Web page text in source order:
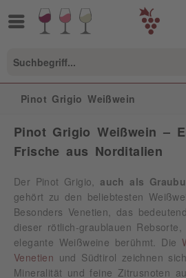
Pinot Grigio Weißwein
Pinot Grigio Weißwein –
Frische aus Norditalien
Der Pinot Grigio,auch als
gehört zu den beliebtesten
Besonders Venetien, das
dieser rötlich-graublauen
elegante Weißweine berühmt. Die
Venetien und Südtirol zeichnen
Mineralität und feine Zitrusnoten